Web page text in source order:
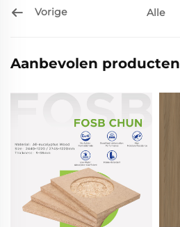
Vorige Alle
Aanbevolen producten